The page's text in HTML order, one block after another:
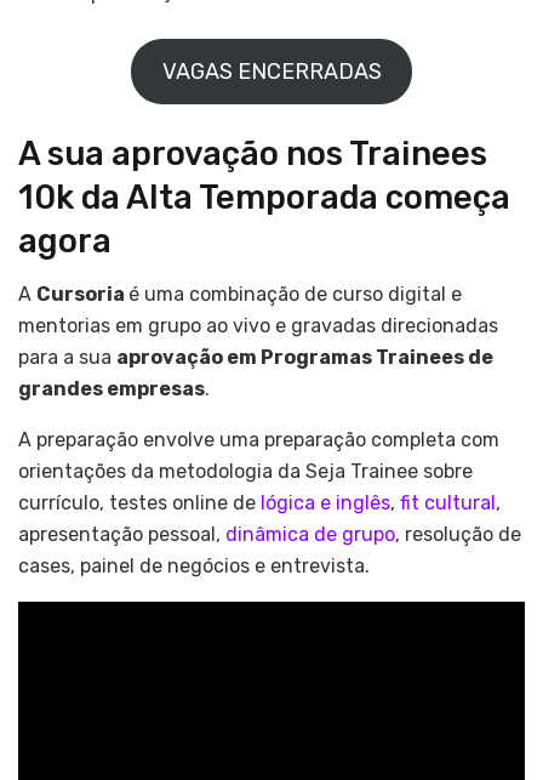
VAGAS ENCERRADAS
A sua aprovação nos Trainees
10k da Alta Temporada começa
agora
A Cursoria é uma combinação de curso digital e
mentorias em grupo ao vivo e gravadas direcionadas
para a sua aprovação em Programas Trainees de
grandes empresas.
A preparação envolve uma preparação completa com
orientações da metodologia da Seja Trainee sobre
currículo, testes online de lógica e inglês, fit cultural,
apresentação pessoal, dinâmica de grupo, resolução de
cases, painel de negócios e entrevista.